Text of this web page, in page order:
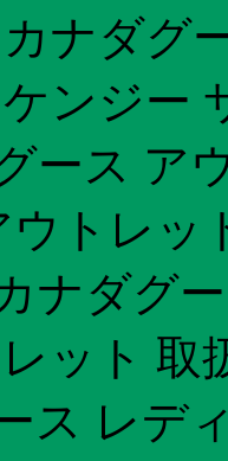
ナダグ
ンジー
ース ア
ウトレ
ナダグ
ット 取
ス レデ